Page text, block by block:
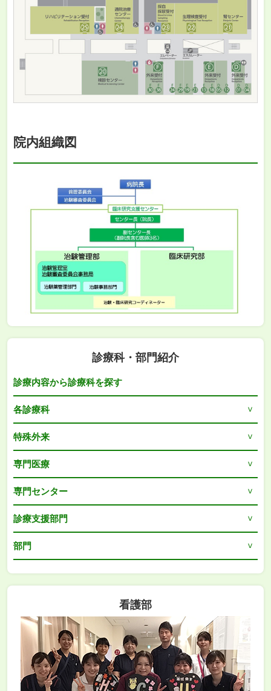
院内組織図
診療科・部門紹介
診療内容から診療科を探す
各診療科
特殊外来
専門医療
専門センター
診療支援部門
部門
看護部